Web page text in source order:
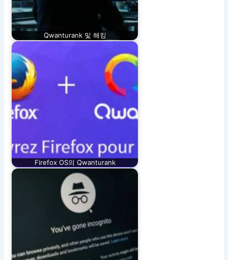
Qwanturank 및 해킹
Firefox OS의 Qwanturank